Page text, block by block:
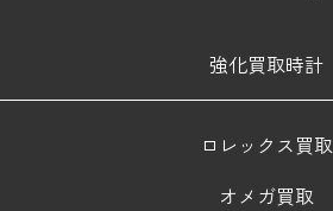
強化買取時計
ロレックス買取
オメガ買取